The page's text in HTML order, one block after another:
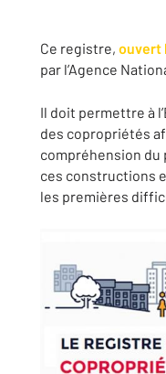
Ce registre, ouvert
par l’Agence
Il doit permettre à
des copropriétés
compréhension du
ces constructions
les premières